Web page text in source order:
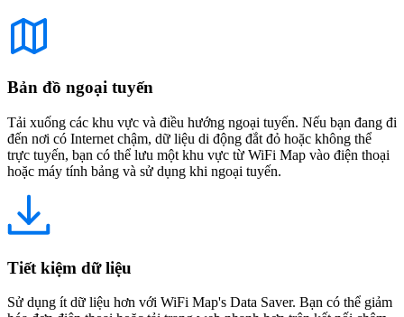
Bản đồ ngoại tuyến
Tải xuống các khu vực và điều hướng ngoại tuyến. Nếu bạn đang đi
đến nơi có Internet chậm, dữ liệu di động đắt đỏ hoặc không thể
trực tuyến, bạn có thể lưu một khu vực từ WiFi Map vào điện thoại
hoặc máy tính bảng và sử dụng khi ngoại tuyến.
Tiết kiệm dữ liệu
Sử dụng ít dữ liệu hơn với WiFi Map's Data Saver. Bạn có thể giảm